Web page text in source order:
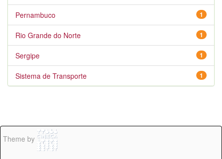
1
Pernambuco
1
Rio Grande do Norte
1
Sergipe
1
Sistema de Transporte
Theme by